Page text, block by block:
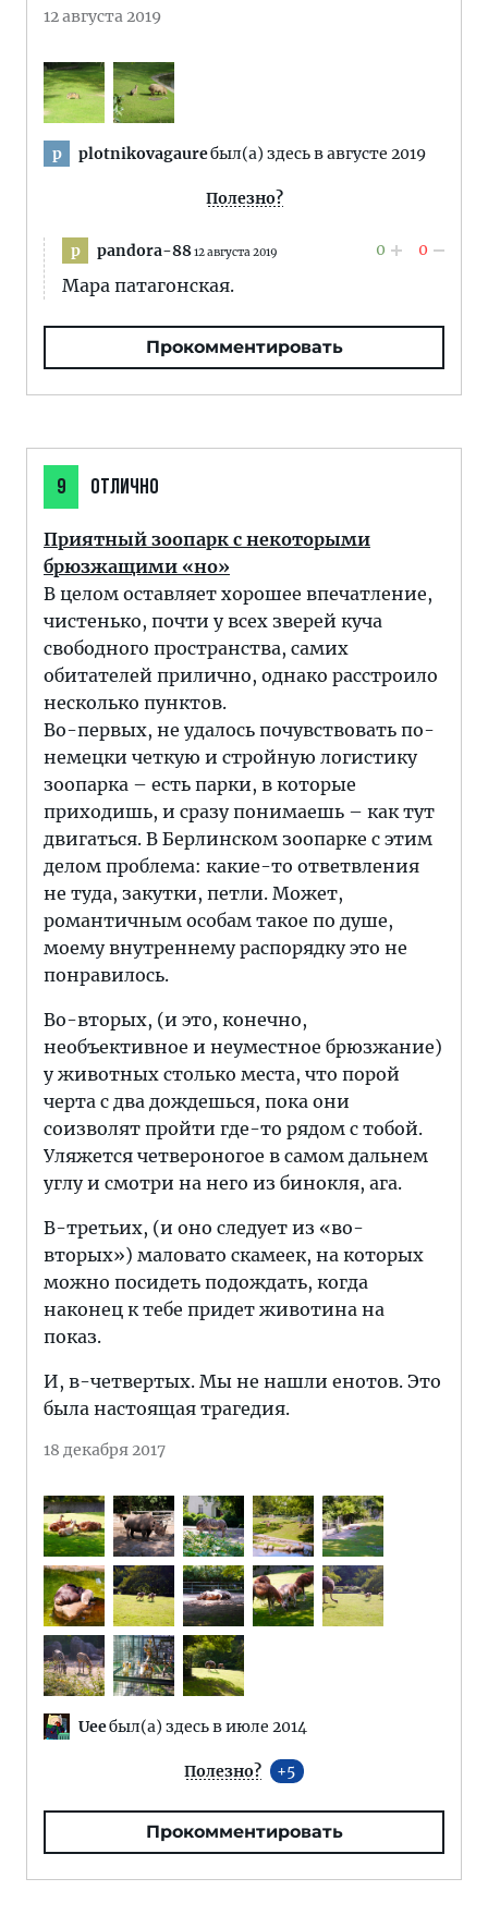
12 августа 2019
p plotnikovagaureбыл(а) здесь в августе 2019
Полезно?
p pandora-8812 августа 2019 0 0
Мара патагонская.
Прокомментировать
9 ОТЛИЧНО
Приятный зоопарк с некоторыми
брюзжащими «но»
В целом оставляет хорошее впечатление,
чистенько, почти у всех зверей куча
свободного пространства, самих
обитателей прилично, однако расстроило
несколько пунктов.
Во-первых, не удалось почувствовать по-
немецки четкую и стройную логистику
зоопарка – есть парки, в которые
приходишь, и сразу понимаешь – как тут
двигаться. В Берлинском зоопарке с этим
делом проблема: какие-то ответвления
не туда, закутки, петли. Может,
романтичным особам такое по душе,
моему внутреннему распорядку это не
понравилось.
Во-вторых, (и это, конечно,
необъективное и неуместное брюзжание)
у животных столько места, что порой
черта с два дождешься, пока они
соизволят пройти где-то рядом с тобой.
Уляжется четвероногое в самом дальнем
углу и смотри на него из бинокля, ага.
В-третьих, (и оно следует из «во-
вторых») маловато скамеек, на которых
можно посидеть подождать, когда
наконец к тебе придет животина на
показ.
И, в-четвертых. Мы не нашли енотов. Это
была настоящая трагедия.
18 декабря 2017
Ueeбыл(а) здесь в июле 2014
Полезно? 5
Прокомментировать